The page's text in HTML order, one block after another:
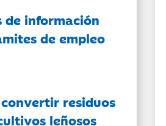
información
de empleo
residuos
leñosos